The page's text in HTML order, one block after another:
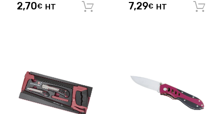
2,70€ HT Ajouter au panier
7,29€ HT